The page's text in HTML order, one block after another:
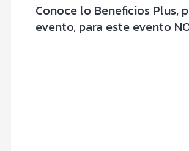
Conoce lo Beneficios Plus,
evento, para este evento